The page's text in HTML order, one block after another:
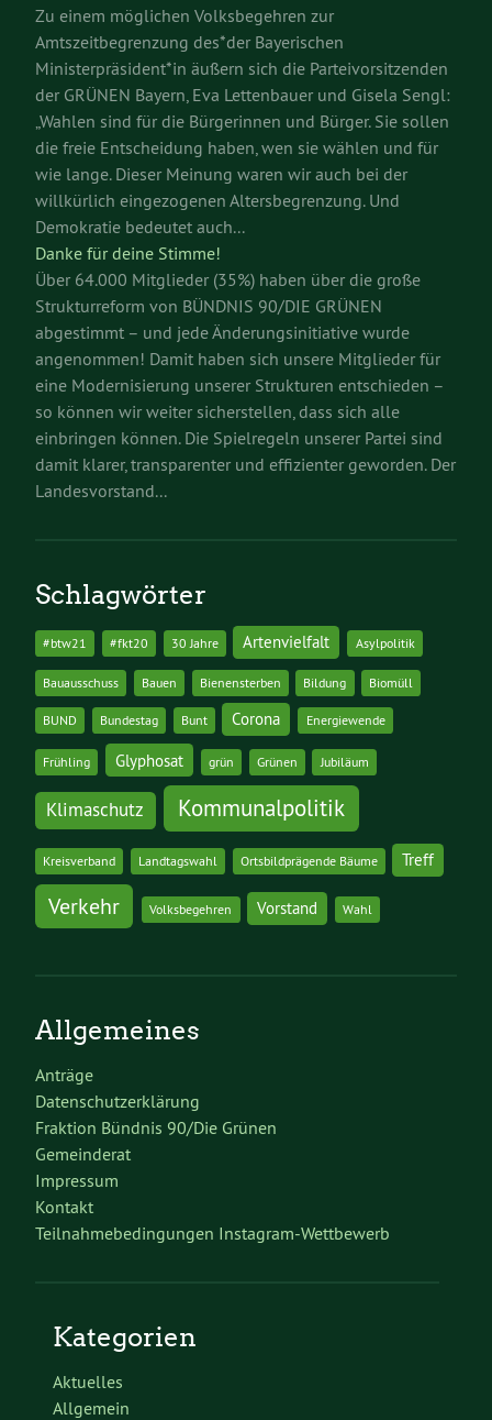
Zu einem möglichen Volksbegehren zur
Amtszeitbegrenzung des*der Bayerischen
Ministerpräsident*in äußern sich die Parteivorsitzenden
der GRÜNEN Bayern, Eva Lettenbauer und Gisela Sengl:
„Wahlen sind für die Bürgerinnen und Bürger. Sie sollen
die freie Entscheidung haben, wen sie wählen und für
wie lange. Dieser Meinung waren wir auch bei der
willkürlich eingezogenen Altersbegrenzung. Und
Demokratie bedeutet auch...
Danke für deine Stimme!
Über 64.000 Mitglieder (35%) haben über die große
Strukturreform von BÜNDNIS 90/DIE GRÜNEN
abgestimmt – und jede Änderungsinitiative wurde
angenommen! Damit haben sich unsere Mitglieder für
eine Modernisierung unserer Strukturen entschieden –
so können wir weiter sicherstellen, dass sich alle
einbringen können. Die Spielregeln unserer Partei sind
damit klarer, transparenter und effizienter geworden. Der
Landesvorstand...
Schlagwörter
#btw21 #fkt20 30 Jahre Artenvielfalt Asylpolitik
Bauausschuss Bauen Bienensterben Bildung Biomüll
BUND Bundestag Bunt Corona Energiewende
Frühling Glyphosat grün Grünen Jubiläum
Klimaschutz Kommunalpolitik
Kreisverband Landtagswahl Ortsbildprägende Bäume Treff
Verkehr Volksbegehren Vorstand Wahl
Allgemeines
Anträge
Datenschutzerklärung
Fraktion Bündnis 90/Die Grünen
Gemeinderat
Impressum
Kontakt
Teilnahmebedingungen Instagram-Wettbewerb
Kategorien
Aktuelles
Allgemein